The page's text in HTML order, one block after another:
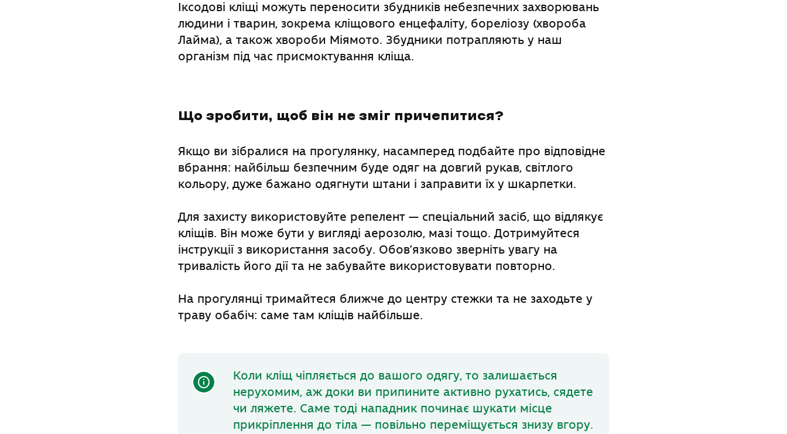
Іксодові кліщі можуть переносити збудників небезпечних захворювань
людини і тварин, зокрема кліщового енцефаліту, бореліозу (хвороба
Лайма), а також хвороби Міямото. Збудники потрапляють у наш
організм під час присмоктування кліща.
Що зробити, щоб він не зміг причепитися?
Якщо ви зібралися на прогулянку, насамперед подбайте про відповідне
вбрання: найбільш безпечним буде одяг на довгий рукав, світлого
кольору, дуже бажано одягнути штани і заправити їх у шкарпетки.
Для захисту використовуйте репелент — спеціальний засіб, що відлякує
кліщів. Він може бути у вигляді аерозолю, мазі тощо. Дотримуйтеся
інструкції з використання засобу. Обов’язково зверніть увагу на
тривалість його дії та не забувайте використовувати повторно.
На прогулянці тримайтеся ближче до центру стежки та не заходьте у
траву обабіч: саме там кліщів найбільше.
Коли кліщ чіпляється до вашого одягу, то залишається
нерухомим, аж доки ви припините активно рухатись, сядете
чи ляжете. Саме тоді нападник починає шукати місце
прикріплення до тіла — повільно переміщується знизу вгору.